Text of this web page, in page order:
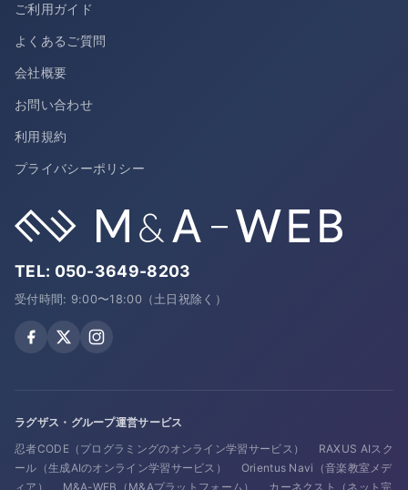
ご利用ガイド
よくあるご質問
会社概要
お問い合わせ
利用規約
プライバシーポリシー
TEL: 050-3649-8203
受付時間: 9:00〜18:00（土日祝除く）
ラグザス・グループ運営サービス
忍者CODE（プログラミングのオンライン学習サービス）
RAXUS AIスク
ール（生成AIのオンライン学習サービス）
Orientus Navi（音楽教室メデ
ィア）
M&A-WEB（M&Aプラットフォーム） カーネクスト（ネット完